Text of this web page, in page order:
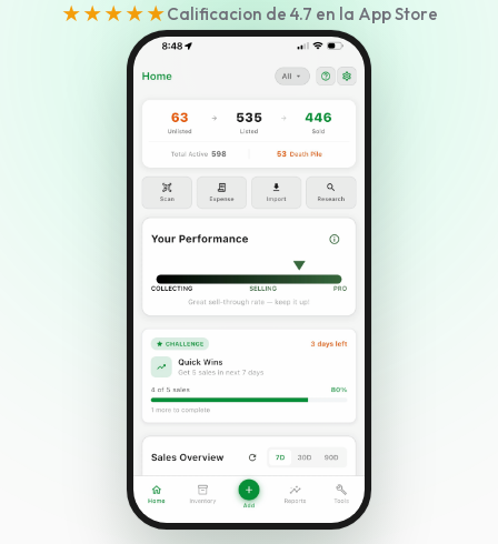
★★★★★Calificacion de 4.7 en la App Store